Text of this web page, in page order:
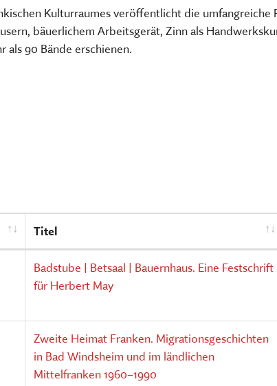
Kaufladen
Kulturraumes veröffentlicht die umfangreiche
bäuerlichem Arbeitsgerät, Zinn als
90 Bände erschienen.
Titel
Badstube | Betsaal | Bauernhaus. Eine Festschrift
für Herbert May
Zweite Heimat Franken. Migrationsgeschichten
in Bad Windsheim und im ländlichen
Mittelfranken 1960–1990